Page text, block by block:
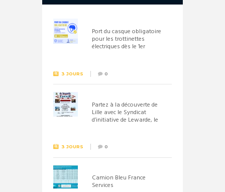
Port du casque obligatoire
pour les trottinettes
électriques dès le 1er
3 JOURS 0
Partez à la découverte de
Lille avec le Syndicat
d’initiative de Lewarde, le
3 JOURS 0
Camion Bleu France
Services